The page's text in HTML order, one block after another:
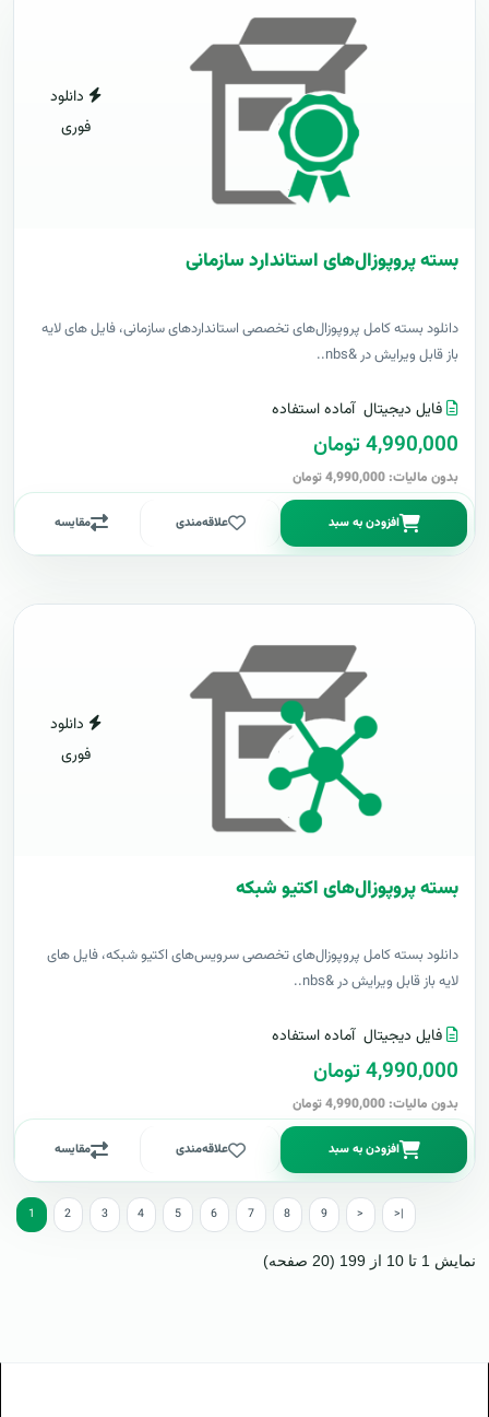
دانلود
فوری
بسته پروپوزال‌های استاندارد سازمانی
دانلود بسته کامل پروپوزال‌های تخصصی استانداردهای سازمانی، فایل های لایه
باز قابل ویرایش در &nbs..
فایل دیجیتال آماده استفاده
4,990,000 تومان
بدون مالیات: 4,990,000 تومان
افزودن به سبد علاقه‌مندی مقایسه
دانلود
فوری
بسته پروپوزال‌های اکتیو شبکه
دانلود بسته کامل پروپوزال‌های تخصصی سرویس‌های اکتیو شبکه، فایل های
لایه باز قابل ویرایش در &nbs..
فایل دیجیتال آماده استفاده
4,990,000 تومان
بدون مالیات: 4,990,000 تومان
افزودن به سبد علاقه‌مندی مقایسه
1 2 3 4 5 6 7 8 9 > >|
نمایش 1 تا 10 از 199 (20 صفحه)